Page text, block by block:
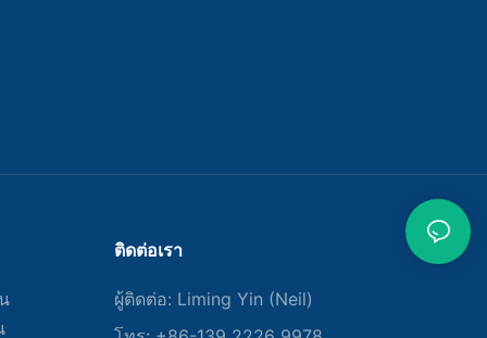
ติดต่อเรา
ผู้ติดต่อ: Liming Yin (Neil)